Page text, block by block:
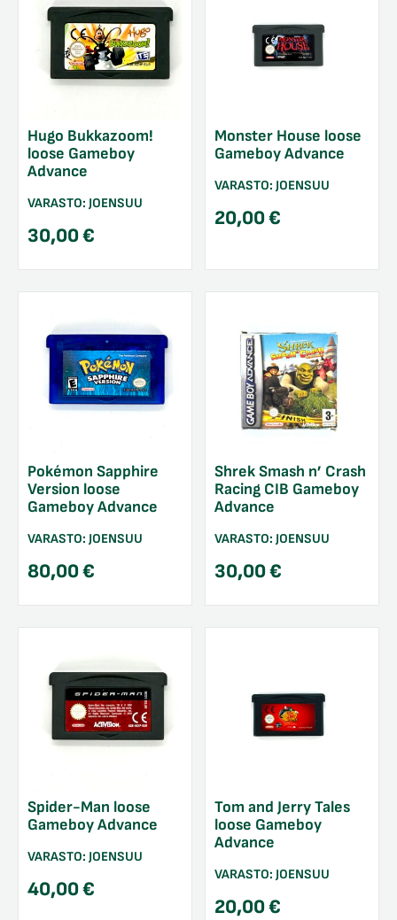
Hugo Bukkazoom!
loose Gameboy
Advance
VARASTO: JOENSUU
30,00€
Monster House loose
Gameboy Advance
VARASTO: JOENSUU
20,00€
Pokémon Sapphire
Version loose
Gameboy Advance
VARASTO: JOENSUU
80,00€
Shrek Smash n’ Crash
Racing CIB Gameboy
Advance
VARASTO: JOENSUU
30,00€
Spider-Man loose
Gameboy Advance
VARASTO: JOENSUU
40,00€
Tom and Jerry Tales
loose Gameboy
Advance
VARASTO: JOENSUU
20,00€
sulje